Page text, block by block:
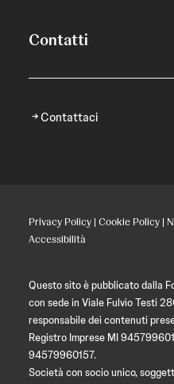
Contatti
Contattaci
Privacy Policy | Cookie Policy |
Accessibilità
Questo sito è pubblicato dalla
con sede in Viale Fulvio Testi
responsabile dei contenuti
Registro Imprese MI
94579960157.
Società con socio unico,